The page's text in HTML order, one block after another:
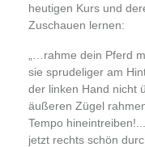
heutigen Kurs und
Zuschauen lernen:
„…rahme dein Pferd
sie sprudeliger am
der linken Hand nicht
äußeren Zügel
Tempo
jetzt rechts schön